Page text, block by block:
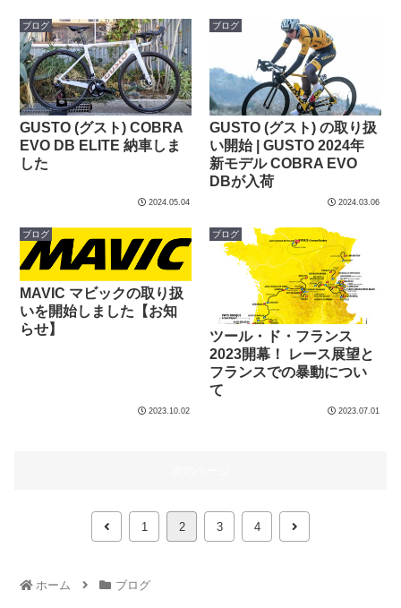
ブログ
GUSTO (グスト) COBRA
EVO DB ELITE 納車しま
した
2024.05.04
ブログ
GUSTO (グスト) の取り扱
い開始 | GUSTO 2024年
新モデル COBRA EVO
DBが入荷
2024.03.06
ブログ
MAVIC マビックの取り扱
いを開始しました【お知
らせ】
2023.10.02
ブログ
ツール・ド・フランス
2023開幕！ レース展望と
フランスでの暴動につい
て
2023.07.01
1 2 3 4
ホーム ブログ